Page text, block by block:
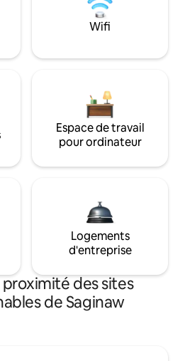
Wifi
Espace de travail
pour ordinateur
Logements
d'entreprise
proximité des sites
de Saginaw